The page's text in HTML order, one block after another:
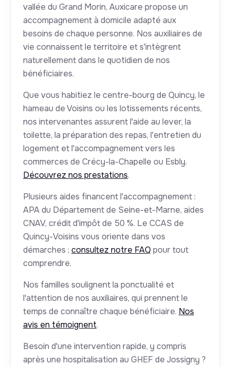
vallée du Grand Morin, Auxicare propose un
accompagnement à domicile adapté aux
besoins de chaque personne. Nos auxiliaires de
vie connaissent le territoire et s'intègrent
naturellement dans le quotidien de nos
bénéficiaires.
Que vous habitiez le centre-bourg de Quincy, le
hameau de Voisins ou les lotissements récents,
nos intervenantes assurent l'aide au lever, la
toilette, la préparation des repas, l'entretien du
logement et l'accompagnement vers les
commerces de Crécy-la-Chapelle ou Esbly.
Découvrez nos prestations.
Plusieurs aides financent l'accompagnement :
APA du Département de Seine-et-Marne, aides
CNAV, crédit d'impôt de 50 %. Le CCAS de
Quincy-Voisins vous oriente dans vos
démarches ; consultez notre FAQ pour tout
comprendre.
Nos familles soulignent la ponctualité et
l'attention de nos auxiliaires, qui prennent le
temps de connaître chaque bénéficiaire. Nos
avis en témoignent.
Besoin d'une intervention rapide, y compris
après une hospitalisation au GHEF de Jossigny ?